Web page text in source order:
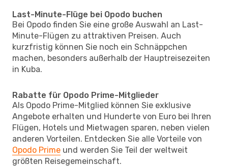
Last-Minute-Flüge bei Opodo buchen
Bei Opodo finden Sie eine große Auswahl an Last-
Minute-Flügen zu attraktiven Preisen. Auch
kurzfristig können Sie noch ein Schnäppchen
machen, besonders außerhalb der Hauptreisezeiten
in Kuba.
Rabatte für Opodo Prime-Mitglieder
Als Opodo Prime-Mitglied können Sie exklusive
Angebote erhalten und Hunderte von Euro bei Ihren
Flügen, Hotels und Mietwagen sparen, neben vielen
anderen Vorteilen. Entdecken Sie alle Vorteile von
Opodo Prime und werden Sie Teil der weltweit
größten Reisegemeinschaft.